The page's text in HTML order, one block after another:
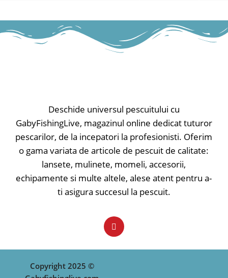
Cu funcție de lumină de noapte
reglabilă (integrată la buton) și
funcție de mute. Datorită
• Difuzoare de înaltă performanță
• Volumul reglabil, poate fi reglat la
zero
• Ton reglabil
• Comutator pornit-oprit
• Lumina LED servește ca indicator
de putere / 20 sec.în amurg
• Bara LED servește ca indicator de
trăsătură (afișează ridicarea momelii
și rularea diferit), roșu strălucitor
/ oprită separat
• Butonul Mute reduce volumul la
zero
• Difuzoare de înaltă performanță
Deschide universul pescuitului cu
GabyFishingLive, magazinul online dedicat tuturor
pescarilor, de la incepatori la profesionisti. Oferim
o gama variata de articole de pescuit de calitate:
lansete, mulinete, momeli, accesorii,
echipamente si multe altele, alese atent pentru a-
ti asigura succesul la pescuit.
Copyright 2025 ©